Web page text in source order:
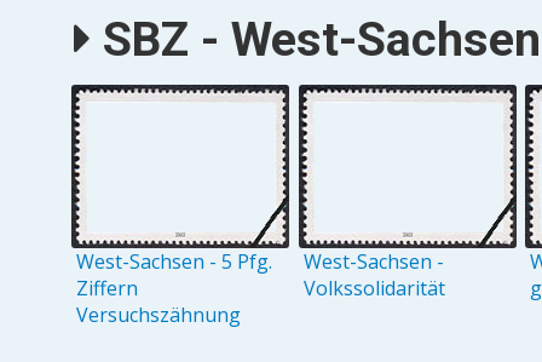
SBZ - West-
West-Sachsen - 5 Pfg.
Ziffern
Versuchszähnung
West-Sachsen -
Volkssolidarität